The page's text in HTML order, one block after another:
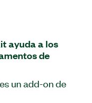
ayuda a los
de
un add-on de
del